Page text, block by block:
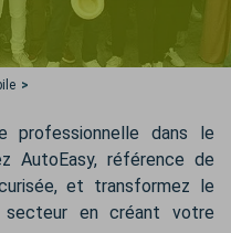
professionnelle dans le
AutoEasy, référence de
et transformez le
en créant votre